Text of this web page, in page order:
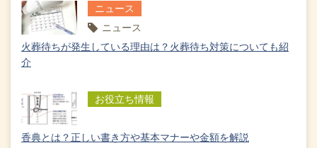
ニュース
ニュース
火葬待ちが発生している理由は？火葬待ち対策についても紹
介
お役立ち情報
香典とは？正しい書き方や基本マナーや金額を解説